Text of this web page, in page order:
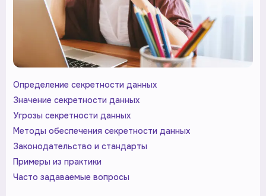
Определение секретности данных
Значение секретности данных
Угрозы секретности данных
Методы обеспечения секретности данных
Законодательство и стандарты
Примеры из практики
Часто задаваемые вопросы